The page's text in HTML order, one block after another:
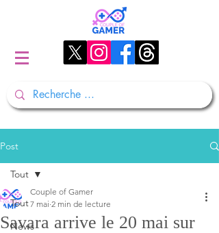
Post
Tout
News
Tout
Savara arrive le 20 mai sur
Couple of Gamer
7 mai 2 min de lecture